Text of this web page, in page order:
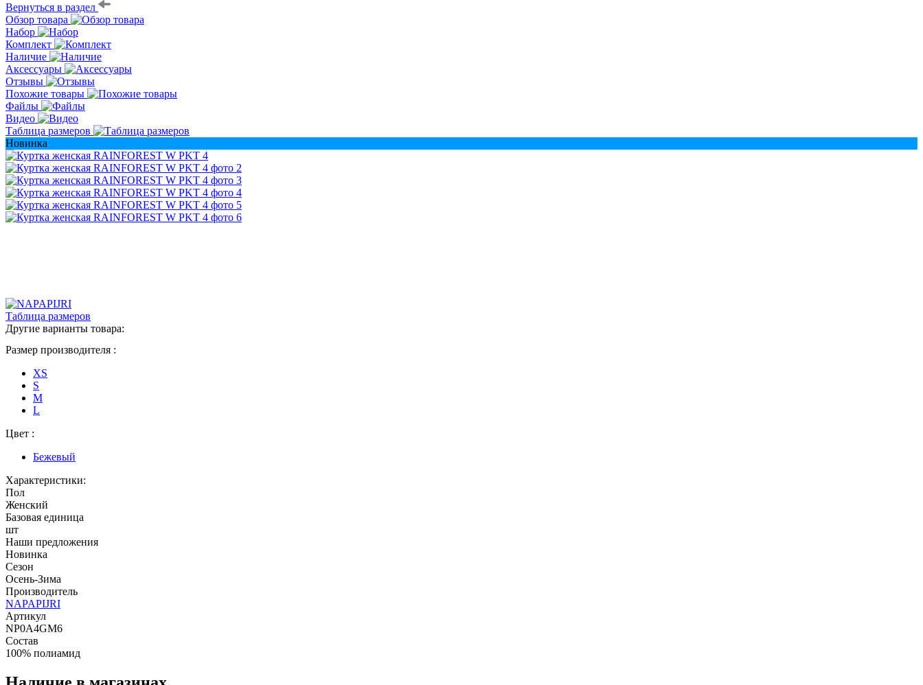
Вернуться в раздел
Обзор товара
Набор
Комплект
Наличие
Аксессуары
Отзывы
Похожие товары
Файлы
Видео
Таблица размеров
Новинка
Таблица размеров
Другие варианты товара:
Размер производителя :
XS
S
M
L
Цвет :
Бежевый
Характеристики:
Пол
Женский
Базовая единица
шт
Наши предложения
Новинка
Сезон
Осень-Зима
Производитель
NAPAPIJRI
Артикул
NP0A4GM6
Состав
100% полиамид